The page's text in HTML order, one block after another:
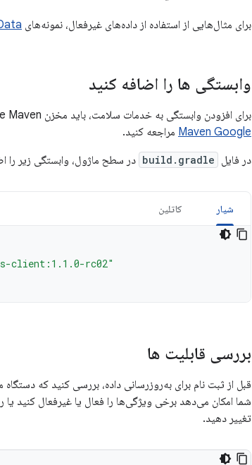
برای مثال‌هایی از استفاده از داده‌های غیرفعال، نمونه‌های
وابستگی ها را اضافه کنید
برای افزودن وابستگی به خدمات سلامت، باید مخزن Google Maven را به پروژه خود اضافه کنید. برای اطلاعات بیشتر، به
Maven Google مراجعه کنید.
در فایل build.gradle در سطح ماژول، وابستگی زیر را
شیار کاتلین
client:1.1.0-rc02"
بررسی قابلیت ها
قبل از ثبت نام برای به‌روزرسانی داده، بررسی کنید که دستگاه
شما امکان می‌دهد برخی ویژگی‌ها را فعال یا غیرفعال کنید
تغییر دهید.